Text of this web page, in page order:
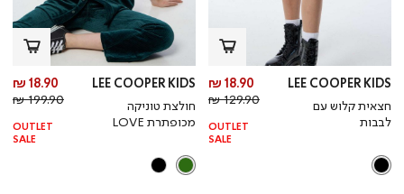
LEE COOPER KIDS
חצאית קלוש עם
לבבות
מחיר
מוצר
18.90 ₪
מחיר
רגיל
129.90 ₪
OUTLET
SALE
LEE COOPER KIDS
חולצת טוניקה
מכופתרת LOVE
18.90 ₪
199.90 ₪
OUTLET
SALE